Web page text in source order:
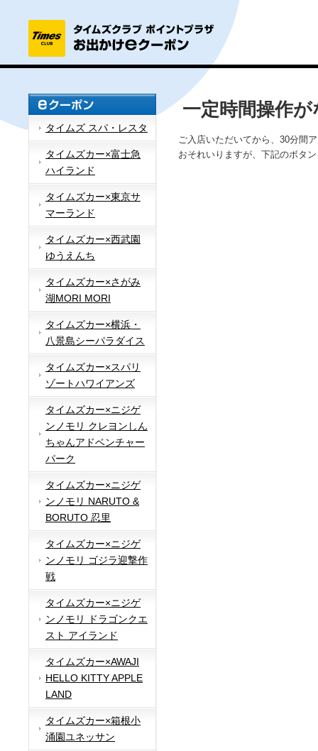
タイムズ スパ・レスタ
タイムズカー×富士急
ハイランド
タイムズカー×東京サ
マーランド
タイムズカー×西武園
ゆうえんち
タイムズカー×さがみ
湖MORI MORI
タイムズカー×横浜・
八景島シーパラダイス
タイムズカー×スパリ
ゾートハワイアンズ
タイムズカー×ニジゲ
ンノモリ クレヨンしん
ちゃんアドベンチャー
パーク
タイムズカー×ニジゲ
ンノモリ NARUTO &
BORUTO 忍里
タイムズカー×ニジゲ
ンノモリ ゴジラ迎撃作
戦
タイムズカー×ニジゲ
ンノモリ ドラゴンクエ
スト アイランド
タイムズカー×AWAJI
HELLO KITTY APPLE
LAND
タイムズカー×箱根小
涌園ユネッサン
一定時間操作
ご入店いただいてから、30分間
おそれいりますが、下記のボタ